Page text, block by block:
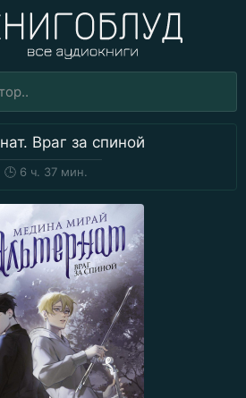
Враг за спиной
🕒6 ч. 37 мин.